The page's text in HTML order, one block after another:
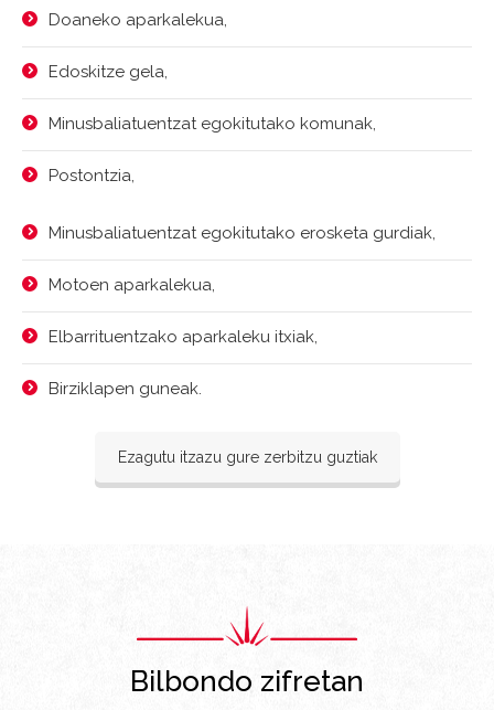
Doaneko aparkalekua,
Edoskitze gela,
Minusbaliatuentzat egokitutako komunak,
Postontzia,
Minusbaliatuentzat egokitutako erosketa gurdiak,
Motoen aparkalekua,
Elbarrituentzako aparkaleku itxiak,
Birziklapen guneak.
Ezagutu itzazu gure zerbitzu guztiak
Bilbondo zifretan